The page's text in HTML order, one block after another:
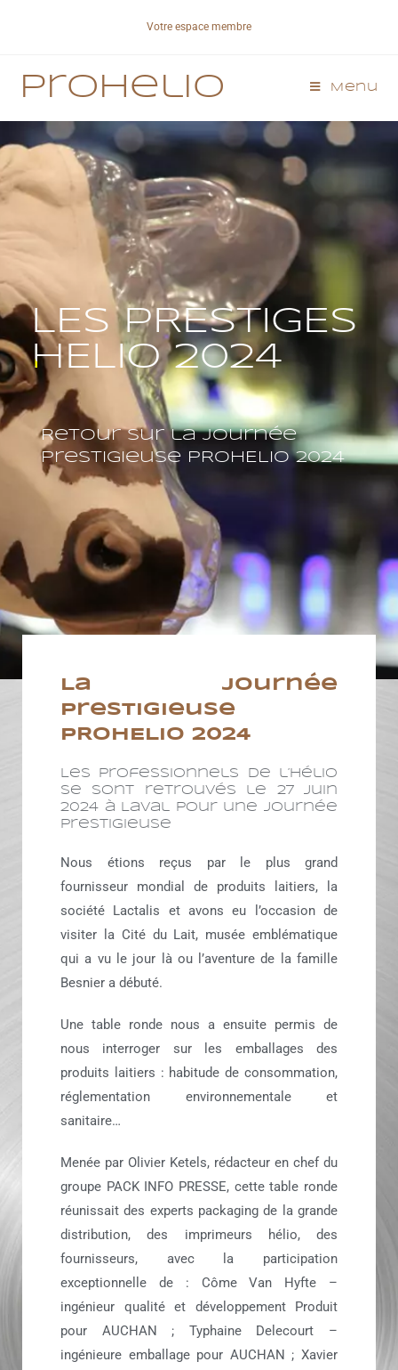
Votre espace membre
Prohelio Menu
LES PRESTIGES
HELIO 2024
Retour sur la journée
prestigieuse PROHELIO 2024
La journée
prestigieuse
PROHELIO 2024
Les professionnels de l’hélio
se sont retrouvés le 27 juin
2024 à Laval pour une journée
prestigieuse
Nous étions reçus par le plus grand
fournisseur mondial de produits laitiers, la
société Lactalis et avons eu l’occasion de
visiter la Cité du Lait, musée emblématique
qui a vu le jour là ou l’aventure de la famille
Besnier a débuté.
Une table ronde nous a ensuite permis de
nous interroger sur les emballages des
produits laitiers : habitude de consommation,
réglementation environnementale et
sanitaire…
Menée par Olivier Ketels, rédacteur en chef du
groupe PACK INFO PRESSE, cette table ronde
réunissait des experts packaging de la grande
distribution, des imprimeurs hélio, des
fournisseurs, avec la participation
exceptionnelle de : Côme Van Hyfte –
ingénieur qualité et développement Produit
pour AUCHAN ; Typhaine Delecourt –
ingénieure emballage pour AUCHAN ; Xavier